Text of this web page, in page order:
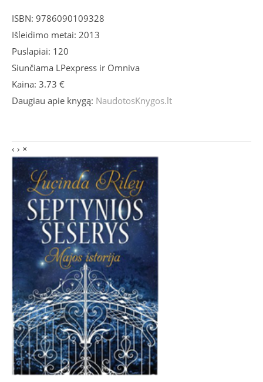
ISBN: 9786090109328
Išleidimo metai: 2013
Puslapiai: 120
Siunčiama LPexpress ir Omniva
Kaina: 3.73 €
Daugiau apie knygą: NaudotosKnygos.lt
‹ › ×